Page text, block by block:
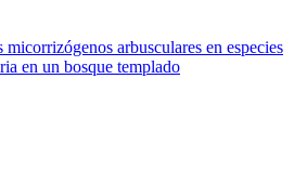
arbusculares en especies
en un bosque templado